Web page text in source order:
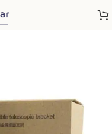
METALICO GIRO